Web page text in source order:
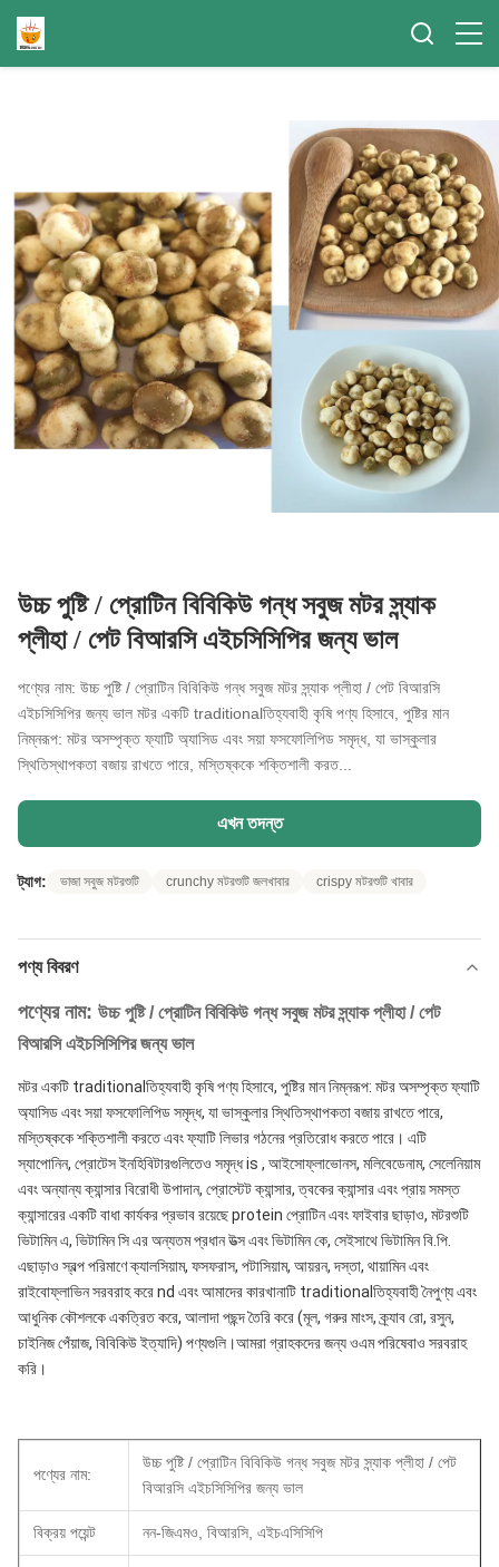
উচ্চ পুষ্টি / প্রোটিন বিবিকিউ গন্ধ সবুজ মটর স্ন্যাক
প্লীহা / পেট বিআরসি এইচসিসিপির জন্য ভাল
পণ্যের নাম: উচ্চ পুষ্টি / প্রোটিন বিবিকিউ গন্ধ সবুজ মটর স্ন্যাক প্লীহা / পেট বিআরসি
এইচসিসিপির জন্য ভাল মটর একটি traditionalতিহ্যবাহী কৃষি পণ্য হিসাবে, পুষ্টির মান
নিম্নরূপ: মটর অসম্পৃক্ত ফ্যাটি অ্যাসিড এবং সয়া ফসফোলিপিড সমৃদ্ধ, যা ভাস্কুলার
স্থিতিস্থাপকতা বজায় রাখতে পারে, মস্তিষ্ককে শক্তিশালী করত...
এখন তদন্ত
ট্যাগ: ভাজা সবুজ মটরশুটি crunchy মটরশুটি জলখাবার crispy মটরশুটি খাবার
পণ্য বিবরণ
পণ্যের নাম: উচ্চ পুষ্টি / প্রোটিন বিবিকিউ গন্ধ সবুজ মটর স্ন্যাক প্লীহা / পেট
বিআরসি এইচসিসিপির জন্য ভাল
মটর একটি traditionalতিহ্যবাহী কৃষি পণ্য হিসাবে, পুষ্টির মান নিম্নরূপ: মটর অসম্পৃক্ত ফ্যাটি
অ্যাসিড এবং সয়া ফসফোলিপিড সমৃদ্ধ, যা ভাস্কুলার স্থিতিস্থাপকতা বজায় রাখতে পারে,
মস্তিষ্ককে শক্তিশালী করতে এবং ফ্যাটি লিভার গঠনের প্রতিরোধ করতে পারে। এটি
স্যাপোনিন, প্রোটেস ইনহিবিটারগুলিতেও সমৃদ্ধ is , আইসোফ্লাভোনস, মলিবেডেনাম, সেলেনিয়াম
এবং অন্যান্য ক্যান্সার বিরোধী উপাদান, প্রোস্টেট ক্যান্সার, ত্বকের ক্যান্সার এবং প্রায় সমস্ত
ক্যান্সারের একটি বাধা কার্যকর প্রভাব রয়েছে protein প্রোটিন এবং ফাইবার ছাড়াও, মটরশুটি
ভিটামিন এ, ভিটামিন সি এর অন্যতম প্রধান উত্স এবং ভিটামিন কে, সেইসাথে ভিটামিন বি.পি.
এছাড়াও স্বল্প পরিমাণে ক্যালসিয়াম, ফসফরাস, পটাসিয়াম, আয়রন, দস্তা, থায়ামিন এবং
রাইবোফ্লাভিন সরবরাহ করে nd এবং আমাদের কারখানাটি traditionalতিহ্যবাহী নৈপুণ্য এবং
আধুনিক কৌশলকে একত্রিত করে, আলাদা পছন্দ তৈরি করে (মূল, গরুর মাংস, ক্র্যাব রো, রসুন,
চাইনিজ পেঁয়াজ, বিবিকিউ ইত্যাদি) পণ্যগুলি।আমরা গ্রাহকদের জন্য ওএম পরিষেবাও সরবরাহ
করি।
পণ্যের নাম:
উচ্চ পুষ্টি / প্রোটিন বিবিকিউ গন্ধ সবুজ মটর স্ন্যাক প্লীহা / পেট
বিআরসি এইচসিসিপির জন্য ভাল
বিক্রয় পয়েন্ট নন-জিএমও, বিআরসি, এইচএসিসিপি